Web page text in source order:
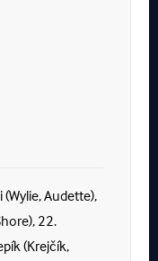
Audette),
22.
(Krejčík,